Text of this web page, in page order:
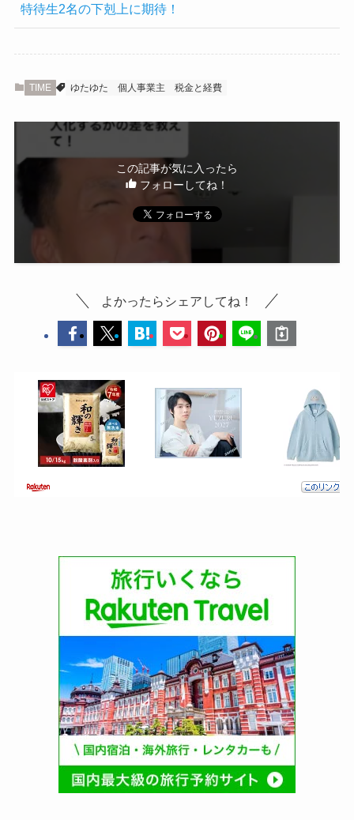
特待生2名の下剋上に期待！
TIME ゆたゆた 個人事業主 税金と経費
この記事が気に入ったら
フォローしてね！
よかったらシェアしてね！